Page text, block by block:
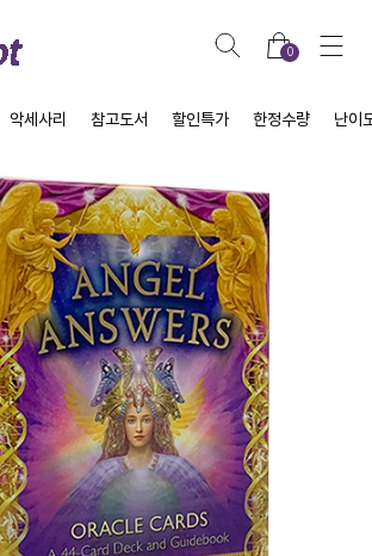
0
악세사리 참고도서 할인특가 한정수량 난이